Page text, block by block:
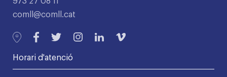
comll@comll.cat
Horari d'atenció